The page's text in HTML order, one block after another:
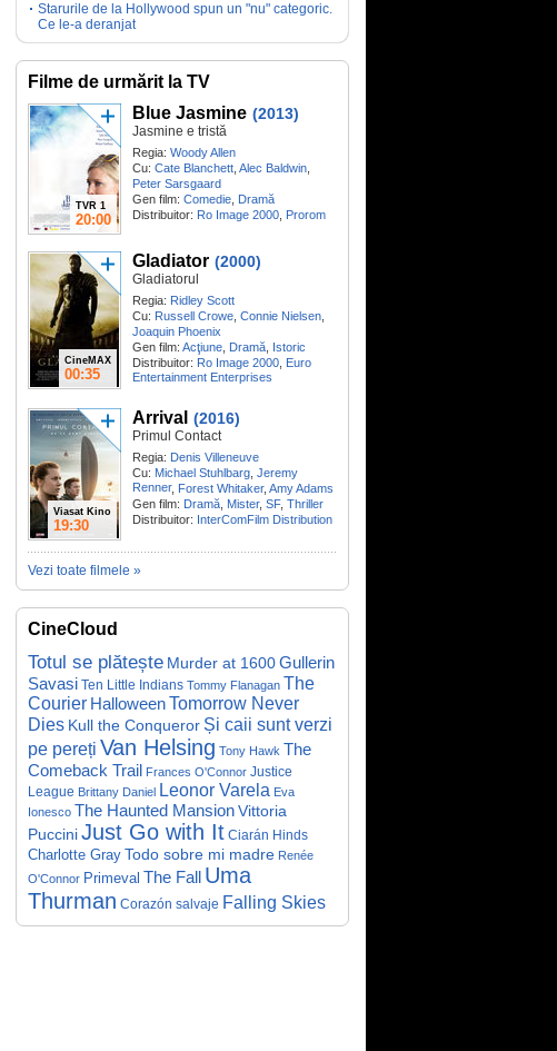
Starurile de la Hollywood spun un "nu" categoric.
Ce le-a deranjat
Filme de urmărit la TV
TVR 1
20:00
Blue Jasmine (2013)
Jasmine e tristă
Regia: Woody Allen
Cu: Cate Blanchett Alec Baldwin
Peter Sarsgaard
Gen film: Comedie Dramă
Distribuitor: Ro Image 2000 Prorom
CineMAX
00:35
Gladiator (2000)
Gladiatorul
Regia: Ridley Scott
Cu: Russell Crowe Connie Nielsen
Joaquin Phoenix
Gen film: Acţiune Dramă Istoric
Distribuitor: Ro Image 2000 Euro
Entertainment Enterprises
Viasat Kino
19:30
Arrival (2016)
Primul Contact
Regia: Denis Villeneuve
Cu: Michael Stuhlbarg Jeremy
Renner, Forest Whitaker, Amy Adams
Gen film: Dramă Mister, SF, Thriller
Distribuitor: InterComFilm Distribution
Vezi toate filmele »
CineCloud
Totul se plătește Murder at 1600Gullerin
Savasi Ten Little Indians Tommy Flanagan The
Courier HalloweenTomorrow Never
Dies Kull the Conqueror Și caii sunt verzi
pe pereți Van Helsing Tony Hawk The
Comeback Trail Frances O'Connor Justice
League Brittany Daniel Leonor Varela Eva
Ionesco The Haunted MansionVittoria
PucciniJust Go with It Ciarán Hinds
Charlotte Gray Todo sobre mi madre Renée
O'Connor Primeval The Fall Uma
Thurman Corazón salvaje Falling Skies